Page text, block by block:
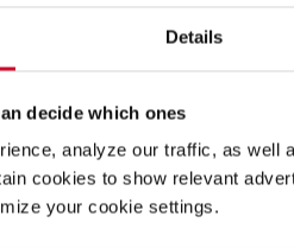
Details
decide which ones
analyze our traffic, as well
cookies to show relevant
your cookie settings.
ledtiden för ökad
7 minuter
ledtider utgör ofta en
och är viktiga att...